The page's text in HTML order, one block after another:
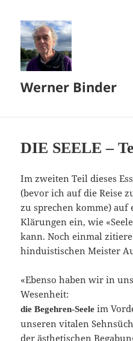
Werner Binder
DIE SEELE –
Im zweiten Teil dieses
(bevor ich auf die Reise
zu sprechen komme)
Klärungen ein, wie
kann. Noch einmal
hinduistischen Meister
«Ebenso haben wir in
Wesenheit:
die Begehren-Seele im
unseren vitalen
der ästhetischen